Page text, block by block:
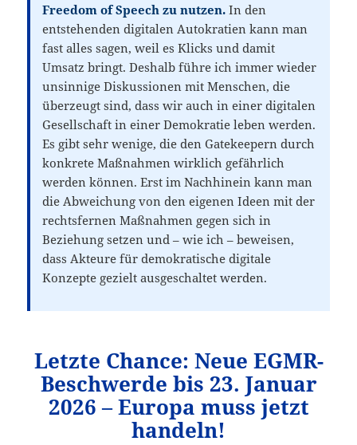
Freedom of Speech zu nutzen. In den
entstehenden digitalen Autokratien kann man
fast alles sagen, weil es Klicks und damit
Umsatz bringt. Deshalb führe ich immer wieder
unsinnige Diskussionen mit Menschen, die
überzeugt sind, dass wir auch in einer digitalen
Gesellschaft in einer Demokratie leben werden.
Es gibt sehr wenige, die den Gatekeepern durch
konkrete Maßnahmen wirklich gefährlich
werden können. Erst im Nachhinein kann man
die Abweichung von den eigenen Ideen mit der
rechtsfernen Maßnahmen gegen sich in
Beziehung setzen und – wie ich – beweisen,
dass Akteure für demokratische digitale
Konzepte gezielt ausgeschaltet werden.
Letzte Chance: Neue EGMR-
Beschwerde bis 23. Januar
2026 – Europa muss jetzt
handeln!